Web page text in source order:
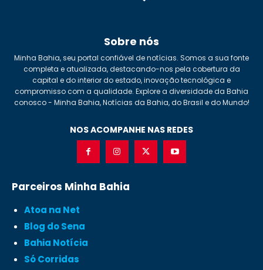
Sobre nós
Minha Bahia, seu portal confiável de notícias. Somos a sua fonte
completa e atualizada, destacando-nos pela cobertura da
capital e do interior do estado, inovação tecnológica e
compromisso com a qualidade. Explore a diversidade da Bahia
conosco - Minha Bahia, Notícias da Bahia, do Brasil e do Mundo!
NOS ACOMPANHE NAS REDES
Parceiros Minha Bahia
Atoa na Net
Blog do Sena
Bahia Notícia
Só Corridas